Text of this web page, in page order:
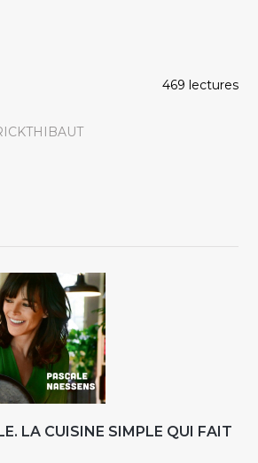
469 lectures
LA CUISINE SIMPLE QUI FAIT